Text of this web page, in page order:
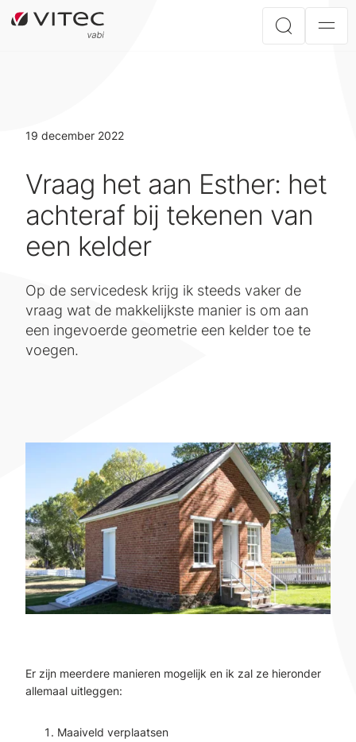
19 december 2022
Vraag het aan Esther: het
achteraf bij tekenen van
een kelder
Op de servicedesk krijg ik steeds vaker de
vraag wat de makkelijkste manier is om aan
een ingevoerde geometrie een kelder toe te
voegen.
Er zijn meerdere manieren mogelijk en ik zal ze hieronder
allemaal uitleggen:
Maaiveld verplaatsen